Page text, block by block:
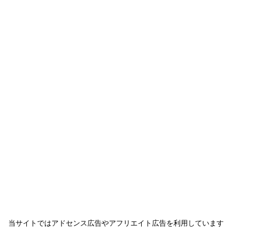
当サイトではアドセンス広告やアフリエイト広告を利用しています